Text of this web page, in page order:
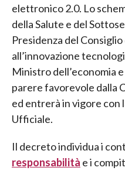
elettronico 2.0. Lo
della Salute e del
Presidenza del
all’innovazione
Ministro dell’economia
parere favorevole dalla
ed entrerà in vigore con
Ufficiale.
Il decreto individua i
responsabilità e i